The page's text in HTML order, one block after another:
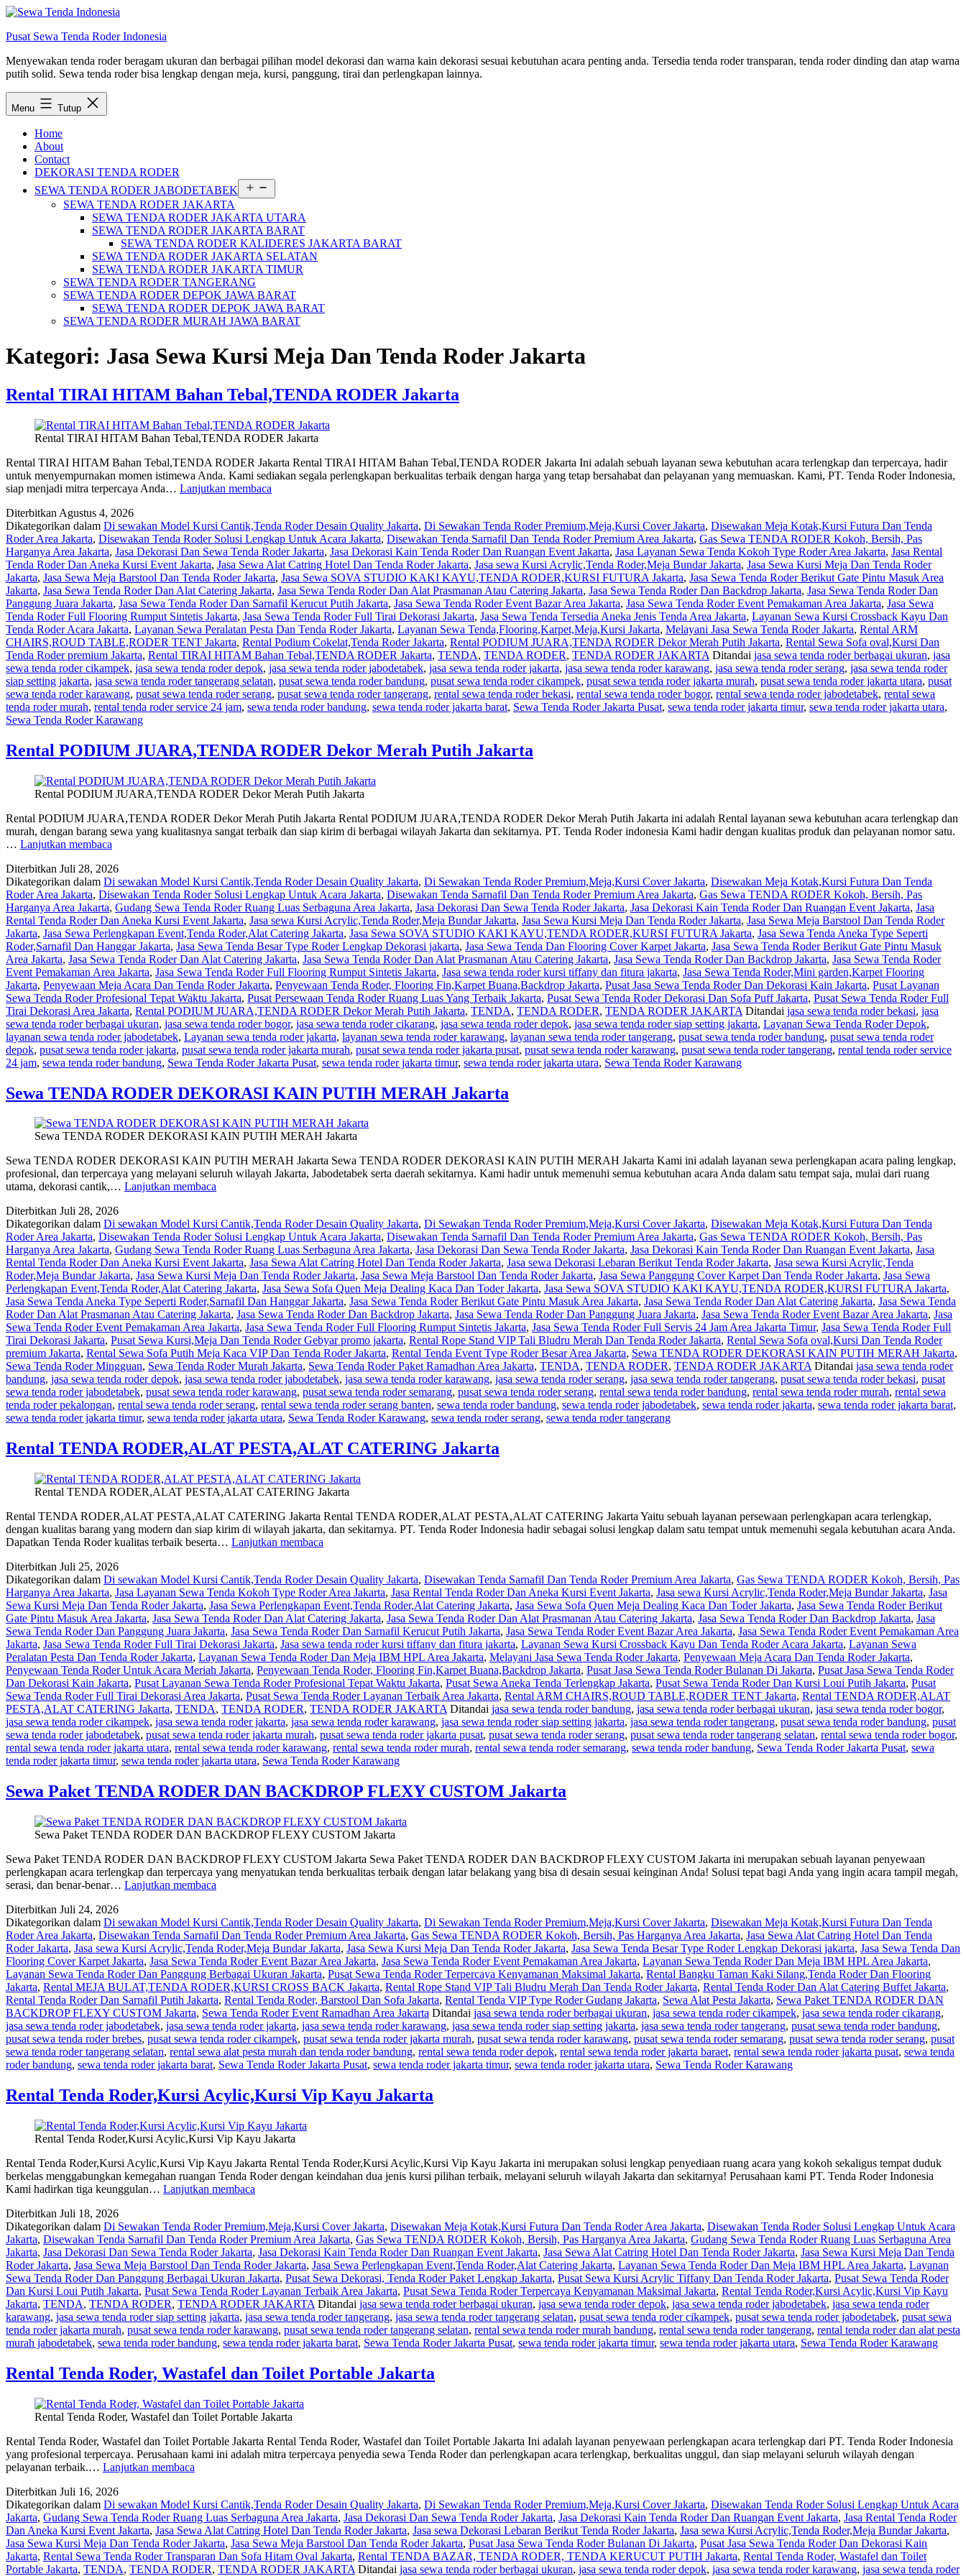
Lewati
konten
Pusat Sewa Tenda Roder Indonesia
Menyewakan tenda roder beragam ukuran dan berbagai pilihan model dekorasi dan warna kain dekorasi sesuai kebutuhan acara penting anda. Tersedia tenda roder transparan, tenda roder dinding dan atap warna
putih solid. Sewa tenda roder bisa lengkap dengan meja, kursi, panggung, tirai dan perlengkapan lainnya.
Menu Tutup
Home
About
Contact
DEKORASI TENDA RODER
SEWA TENDA RODER JABODETABEK
menu
SEWA TENDA RODER JAKARTA
SEWA TENDA RODER JAKARTA UTARA
SEWA TENDA RODER JAKARTA BARAT
SEWA TENDA RODER KALIDERES JAKARTA BARAT
SEWA TENDA RODER JAKARTA SELATAN
SEWA TENDA RODER JAKARTA TIMUR
SEWA TENDA RODER TANGERANG
SEWA TENDA RODER DEPOK JAWA BARAT
SEWA TENDA RODER DEPOK JAWA BARAT
SEWA TENDA RODER MURAH JAWA BARAT
Kategori: Jasa Sewa Kursi Meja Dan Tenda Roder Jakarta
Rental TIRAI HITAM Bahan Tebal,TENDA RODER Jakarta
Rental TIRAI HITAM Bahan Tebal,TENDA RODER Jakarta
Rental TIRAI HITAM Bahan Tebal,TENDA RODER Jakarta Rental TIRAI HITAM Bahan Tebal,TENDA RODER Jakarta Ini adalah sebuah layanan sewa kebutuhan acara terlengkap dan terpercaya, hadir
untuk menyempurnakan momen istimewa Anda. Kami sediakan segala perlengkapan berkualitas terbaik dengan harga yang tetap bersahabat dan pelayanan yang memuaskan. Kami, PT. Tenda Roder Indonesia,
siap menjadi mitra terpercaya Anda… Lanjutkan membaca
Bahan
Tebal,TENDA
RODER
Jakarta
Diterbitkan Agustus 4, 2026
Dikategorikan dalam Di sewakan Model Kursi Cantik,Tenda Roder Desain Quality Jakarta, Di Sewakan Tenda Roder Premium,Meja,Kursi Cover Jakarta, Disewakan Meja Kotak,Kursi Futura Dan Tenda
Roder Area Jakarta, Disewakan Tenda Roder Solusi Lengkap Untuk Acara Jakarta, Disewakan Tenda Sarnafil Dan Tenda Roder Premium Area Jakarta, Gas Sewa TENDA RODER Kokoh, Bersih, Pas
Harganya Area Jakarta, Jasa Dekorasi Dan Sewa Tenda Roder Jakarta, Jasa Dekorasi Kain Tenda Roder Dan Ruangan Event Jakarta, Jasa Layanan Sewa Tenda Kokoh Type Roder Area Jakarta, Jasa Rental
Tenda Roder Dan Aneka Kursi Event Jakarta, Jasa Sewa Alat Catring Hotel Dan Tenda Roder Jakarta, Jasa sewa Kursi Acrylic,Tenda Roder,Meja Bundar Jakarta, Jasa Sewa Kursi Meja Dan Tenda Roder
Jakarta, Jasa Sewa Meja Barstool Dan Tenda Roder Jakarta, Jasa Sewa SOVA STUDIO KAKI KAYU,TENDA RODER,KURSI FUTURA Jakarta, Jasa Sewa Tenda Roder Berikut Gate Pintu Masuk Area
Jakarta, Jasa Sewa Tenda Roder Dan Alat Catering Jakarta, Jasa Sewa Tenda Roder Dan Alat Prasmanan Atau Catering Jakarta, Jasa Sewa Tenda Roder Dan Backdrop Jakarta, Jasa Sewa Tenda Roder Dan
Panggung Juara Jakarta, Jasa Sewa Tenda Roder Dan Sarnafil Kerucut Putih Jakarta, Jasa Sewa Tenda Roder Event Bazar Area Jakarta, Jasa Sewa Tenda Roder Event Pemakaman Area Jakarta, Jasa Sewa
Tenda Roder Full Flooring Rumput Sintetis Jakarta, Jasa Sewa Tenda Roder Full Tirai Dekorasi Jakarta, Jasa Sewa Tenda Tersedia Aneka Jenis Tenda Area Jakarta, Layanan Sewa Kursi Crossback Kayu Dan
Tenda Roder Acara Jakarta, Layanan Sewa Peralatan Pesta Dan Tenda Roder Jakarta, Layanan Sewa Tenda,Flooring,Karpet,Meja,Kursi Jakarta, Melayani Jasa Sewa Tenda Roder Jakarta, Rental ARM
CHAIRS,ROUD TABLE,RODER TENT Jakarta, Rental Podium Cokelat,Tenda Roder Jakarta, Rental PODIUM JUARA,TENDA RODER Dekor Merah Putih Jakarta, Rental Sewa Sofa oval,Kursi Dan
Tenda Roder premium Jakarta, Rental TIRAI HITAM Bahan Tebal,TENDA RODER Jakarta, TENDA, TENDA RODER, TENDA RODER JAKARTA Ditandai jasa sewa tenda roder berbagai ukuran, jasa
sewa tenda roder cikampek, jasa sewa tenda roder depok, jasa sewa tenda roder jabodetabek, jasa sewa tenda roder jakarta, jasa sewa tenda roder karawang, jasa sewa tenda roder serang, jasa sewa tenda roder
siap setting jakarta, jasa sewa tenda roder tangerang selatan, pusat sewa tenda roder bandung, pusat sewa tenda roder cikampek, pusat sewa tenda roder jakarta murah, pusat sewa tenda roder jakarta utara, pusat
sewa tenda roder karawang, pusat sewa tenda roder serang, pusat sewa tenda roder tangerang, rental sewa tenda roder bekasi, rental sewa tenda roder bogor, rental sewa tenda roder jabodetabek, rental sewa
tenda roder murah, rental tenda roder service 24 jam, sewa tenda roder bandung, sewa tenda roder jakarta barat, Sewa Tenda Roder Jakarta Pusat, sewa tenda roder jakarta timur, sewa tenda roder jakarta utara,
Sewa Tenda Roder Karawang
Rental PODIUM JUARA,TENDA RODER Dekor Merah Putih Jakarta
Rental PODIUM JUARA,TENDA RODER Dekor Merah Putih Jakarta
Rental PODIUM JUARA,TENDA RODER Dekor Merah Putih Jakarta Rental PODIUM JUARA,TENDA RODER Dekor Merah Putih Jakarta ini adalah Rental layanan sewa kebutuhan acara terlengkap dan
murah, dengan barang sewa yang kualitasnya sangat terbaik dan siap kirim di berbagai wilayah Jakarta dan sekitarnya. PT. Tenda Roder indonesia Kami hadir dengan kualitas produk dan pelayanan nomor satu.
… Lanjutkan membaca
JUARA,TENDA
RODER
Dekor
Merah
Putih
Jakarta
Diterbitkan Juli 28, 2026
Dikategorikan dalam Di sewakan Model Kursi Cantik,Tenda Roder Desain Quality Jakarta, Di Sewakan Tenda Roder Premium,Meja,Kursi Cover Jakarta, Disewakan Meja Kotak,Kursi Futura Dan Tenda
Roder Area Jakarta, Disewakan Tenda Roder Solusi Lengkap Untuk Acara Jakarta, Disewakan Tenda Sarnafil Dan Tenda Roder Premium Area Jakarta, Gas Sewa TENDA RODER Kokoh, Bersih, Pas
Harganya Area Jakarta, Gudang Sewa Tenda Roder Ruang Luas Serbaguna Area Jakarta, Jasa Dekorasi Dan Sewa Tenda Roder Jakarta, Jasa Dekorasi Kain Tenda Roder Dan Ruangan Event Jakarta, Jasa
Rental Tenda Roder Dan Aneka Kursi Event Jakarta, Jasa sewa Kursi Acrylic,Tenda Roder,Meja Bundar Jakarta, Jasa Sewa Kursi Meja Dan Tenda Roder Jakarta, Jasa Sewa Meja Barstool Dan Tenda Roder
Jakarta, Jasa Sewa Perlengkapan Event,Tenda Roder,Alat Catering Jakarta, Jasa Sewa SOVA STUDIO KAKI KAYU,TENDA RODER,KURSI FUTURA Jakarta, Jasa Sewa Tenda Aneka Type Seperti
Roder,Sarnafil Dan Hanggar Jakarta, Jasa Sewa Tenda Besar Type Roder Lengkap Dekorasi jakarta, Jasa Sewa Tenda Dan Flooring Cover Karpet Jakarta, Jasa Sewa Tenda Roder Berikut Gate Pintu Masuk
Area Jakarta, Jasa Sewa Tenda Roder Dan Alat Catering Jakarta, Jasa Sewa Tenda Roder Dan Alat Prasmanan Atau Catering Jakarta, Jasa Sewa Tenda Roder Dan Backdrop Jakarta, Jasa Sewa Tenda Roder
Event Pemakaman Area Jakarta, Jasa Sewa Tenda Roder Full Flooring Rumput Sintetis Jakarta, Jasa sewa tenda roder kursi tiffany dan fitura jakarta, Jasa Sewa Tenda Roder,Mini garden,Karpet Flooring
Jakarta, Penyewaan Meja Acara Dan Tenda Roder Jakarta, Penyewaan Tenda Roder, Flooring Fin,Karpet Buana,Backdrop Jakarta, Pusat Jasa Sewa Tenda Roder Dan Dekorasi Kain Jakarta, Pusat Layanan
Sewa Tenda Roder Profesional Tepat Waktu Jakarta, Pusat Persewaan Tenda Roder Ruang Luas Yang Terbaik Jakarta, Pusat Sewa Tenda Roder Dekorasi Dan Sofa Puff Jakarta, Pusat Sewa Tenda Roder Full
Tirai Dekorasi Area Jakarta, Rental PODIUM JUARA,TENDA RODER Dekor Merah Putih Jakarta, TENDA, TENDA RODER, TENDA RODER JAKARTA Ditandai jasa sewa tenda roder bekasi, jasa
sewa tenda roder berbagai ukuran, jasa sewa tenda roder bogor, jasa sewa tenda roder cikarang, jasa sewa tenda roder depok, jasa sewa tenda roder siap setting jakarta, Layanan Sewa Tenda Roder Depok,
layanan sewa tenda roder jabodetabek, Layanan sewa tenda roder jakarta, layanan sewa tenda roder karawang, layanan sewa tenda roder tangerang, pusat sewa tenda roder bandung, pusat sewa tenda roder
depok, pusat sewa tenda roder jakarta, pusat sewa tenda roder jakarta murah, pusat sewa tenda roder jakarta pusat, pusat sewa tenda roder karawang, pusat sewa tenda roder tangerang, rental tenda roder service
24 jam, sewa tenda roder bandung, Sewa Tenda Roder Jakarta Pusat, sewa tenda roder jakarta timur, sewa tenda roder jakarta utara, Sewa Tenda Roder Karawang
Sewa TENDA RODER DEKORASI KAIN PUTIH MERAH Jakarta
Sewa TENDA RODER DEKORASI KAIN PUTIH MERAH Jakarta
Sewa TENDA RODER DEKORASI KAIN PUTIH MERAH Jakarta Sewa TENDA RODER DEKORASI KAIN PUTIH MERAH Jakarta Kami ini adalah layanan sewa perlengkapan acara paling lengkap,
profesional, dan terpercaya yang melayani seluruh wilayah Jakarta, Jabodetabek serta daerah sekitarnya. Kami hadir untuk memenuhi semua kebutuhan acara Anda dalam satu tempat saja, mulai dari ruang
utama, dekorasi cantik,… Lanjutkan membaca
DEKORASI
KAIN
PUTIH
MERAH
Jakarta
Diterbitkan Juli 28, 2026
Dikategorikan dalam Di sewakan Model Kursi Cantik,Tenda Roder Desain Quality Jakarta, Di Sewakan Tenda Roder Premium,Meja,Kursi Cover Jakarta, Disewakan Meja Kotak,Kursi Futura Dan Tenda
Roder Area Jakarta, Disewakan Tenda Roder Solusi Lengkap Untuk Acara Jakarta, Disewakan Tenda Sarnafil Dan Tenda Roder Premium Area Jakarta, Gas Sewa TENDA RODER Kokoh, Bersih, Pas
Harganya Area Jakarta, Gudang Sewa Tenda Roder Ruang Luas Serbaguna Area Jakarta, Jasa Dekorasi Dan Sewa Tenda Roder Jakarta, Jasa Dekorasi Kain Tenda Roder Dan Ruangan Event Jakarta, Jasa
Rental Tenda Roder Dan Aneka Kursi Event Jakarta, Jasa Sewa Alat Catring Hotel Dan Tenda Roder Jakarta, Jasa sewa Dekorasi Lebaran Berikut Tenda Roder Jakarta, Jasa sewa Kursi Acrylic,Tenda
Roder,Meja Bundar Jakarta, Jasa Sewa Kursi Meja Dan Tenda Roder Jakarta, Jasa Sewa Meja Barstool Dan Tenda Roder Jakarta, Jasa Sewa Panggung Cover Karpet Dan Tenda Roder Jakarta, Jasa Sewa
Perlengkapan Event,Tenda Roder,Alat Catering Jakarta, Jasa Sewa Sofa Quen Meja Dealing Kaca Dan Toder Jakarta, Jasa Sewa SOVA STUDIO KAKI KAYU,TENDA RODER,KURSI FUTURA Jakarta,
Jasa Sewa Tenda Aneka Type Seperti Roder,Sarnafil Dan Hanggar Jakarta, Jasa Sewa Tenda Roder Berikut Gate Pintu Masuk Area Jakarta, Jasa Sewa Tenda Roder Dan Alat Catering Jakarta, Jasa Sewa Tenda
Roder Dan Alat Prasmanan Atau Catering Jakarta, Jasa Sewa Tenda Roder Dan Backdrop Jakarta, Jasa Sewa Tenda Roder Dan Panggung Juara Jakarta, Jasa Sewa Tenda Roder Event Bazar Area Jakarta, Jasa
Sewa Tenda Roder Event Pemakaman Area Jakarta, Jasa Sewa Tenda Roder Full Flooring Rumput Sintetis Jakarta, Jasa Sewa Tenda Roder Full Servis 24 Jam Area Jakarta Timur, Jasa Sewa Tenda Roder Full
Tirai Dekorasi Jakarta, Pusat Sewa Kursi,Meja Dan Tenda Roder Gebyar promo jakarta, Rental Rope Stand VIP Tali Bludru Merah Dan Tenda Roder Jakarta, Rental Sewa Sofa oval,Kursi Dan Tenda Roder
premium Jakarta, Rental Sewa Sofa Putih Meja Kaca VIP Dan Tenda Roder Jakarta, Rental Tenda Event Type Roder Besar Area Jakarta, Sewa TENDA RODER DEKORASI KAIN PUTIH MERAH Jakarta,
Sewa Tenda Roder Mingguan, Sewa Tenda Roder Murah Jakarta, Sewa Tenda Roder Paket Ramadhan Area Jakarta, TENDA, TENDA RODER, TENDA RODER JAKARTA Ditandai jasa sewa tenda roder
bandung, jasa sewa tenda roder depok, jasa sewa tenda roder jabodetabek, jasa sewa tenda roder karawang, jasa sewa tenda roder serang, jasa sewa tenda roder tangerang, pusat sewa tenda roder bekasi, pusat
sewa tenda roder jabodetabek, pusat sewa tenda roder karawang, pusat sewa tenda roder semarang, pusat sewa tenda roder serang, rental sewa tenda roder bandung, rental sewa tenda roder murah, rental sewa
tenda roder pekalongan, rental sewa tenda roder serang, rental sewa tenda roder serang banten, sewa tenda roder bandung, sewa tenda roder jabodetabek, sewa tenda roder jakarta, sewa tenda roder jakarta barat,
sewa tenda roder jakarta timur, sewa tenda roder jakarta utara, Sewa Tenda Roder Karawang, sewa tenda roder serang, sewa tenda roder tangerang
Rental TENDA RODER,ALAT PESTA,ALAT CATERING Jakarta
Rental TENDA RODER,ALAT PESTA,ALAT CATERING Jakarta
Rental TENDA RODER,ALAT PESTA,ALAT CATERING Jakarta Rental TENDA RODER,ALAT PESTA,ALAT CATERING Jakarta Yaitu sebuah layanan persewaan perlengkapan acara terlengkap,
dengan kualitas barang yang modern dan siap kirim di wilayah jakarta, dan sekitarnya. PT. Tenda Roder Indonesia hadir sebagai solusi lengkap dalam satu tempat untuk memenuhi segala kebutuhan acara Anda.
Dapatkan Tenda Roder kualitas terbaik beserta… Lanjutkan membaca
PESTA,ALAT
CATERING
Jakarta
Diterbitkan Juli 25, 2026
Dikategorikan dalam Di sewakan Model Kursi Cantik,Tenda Roder Desain Quality Jakarta, Disewakan Tenda Sarnafil Dan Tenda Roder Premium Area Jakarta, Gas Sewa TENDA RODER Kokoh, Bersih, Pas
Harganya Area Jakarta, Jasa Layanan Sewa Tenda Kokoh Type Roder Area Jakarta, Jasa Rental Tenda Roder Dan Aneka Kursi Event Jakarta, Jasa sewa Kursi Acrylic,Tenda Roder,Meja Bundar Jakarta, Jasa
Sewa Kursi Meja Dan Tenda Roder Jakarta, Jasa Sewa Perlengkapan Event,Tenda Roder,Alat Catering Jakarta, Jasa Sewa Sofa Quen Meja Dealing Kaca Dan Toder Jakarta, Jasa Sewa Tenda Roder Berikut
Gate Pintu Masuk Area Jakarta, Jasa Sewa Tenda Roder Dan Alat Catering Jakarta, Jasa Sewa Tenda Roder Dan Alat Prasmanan Atau Catering Jakarta, Jasa Sewa Tenda Roder Dan Backdrop Jakarta, Jasa
Sewa Tenda Roder Dan Panggung Juara Jakarta, Jasa Sewa Tenda Roder Dan Sarnafil Kerucut Putih Jakarta, Jasa Sewa Tenda Roder Event Bazar Area Jakarta, Jasa Sewa Tenda Roder Event Pemakaman Area
Jakarta, Jasa Sewa Tenda Roder Full Tirai Dekorasi Jakarta, Jasa sewa tenda roder kursi tiffany dan fitura jakarta, Layanan Sewa Kursi Crossback Kayu Dan Tenda Roder Acara Jakarta, Layanan Sewa
Peralatan Pesta Dan Tenda Roder Jakarta, Layanan Sewa Tenda Roder Dan Meja IBM HPL Area Jakarta, Melayani Jasa Sewa Tenda Roder Jakarta, Penyewaan Meja Acara Dan Tenda Roder Jakarta,
Penyewaan Tenda Roder Untuk Acara Meriah Jakarta, Penyewaan Tenda Roder, Flooring Fin,Karpet Buana,Backdrop Jakarta, Pusat Jasa Sewa Tenda Roder Bulanan Di Jakarta, Pusat Jasa Sewa Tenda Roder
Dan Dekorasi Kain Jakarta, Pusat Layanan Sewa Tenda Roder Profesional Tepat Waktu Jakarta, Pusat Sewa Aneka Tenda Terlengkap Jakarta, Pusat Sewa Tenda Roder Dan Kursi Loui Putih Jakarta, Pusat
Sewa Tenda Roder Full Tirai Dekorasi Area Jakarta, Pusat Sewa Tenda Roder Layanan Terbaik Area Jakarta, Rental ARM CHAIRS,ROUD TABLE,RODER TENT Jakarta, Rental TENDA RODER,ALAT
PESTA,ALAT CATERING Jakarta, TENDA, TENDA RODER, TENDA RODER JAKARTA Ditandai jasa sewa tenda roder bandung, jasa sewa tenda roder berbagai ukuran, jasa sewa tenda roder bogor,
jasa sewa tenda roder cikampek, jasa sewa tenda roder jakarta, jasa sewa tenda roder karawang, jasa sewa tenda roder siap setting jakarta, jasa sewa tenda roder tangerang, pusat sewa tenda roder bandung, pusat
sewa tenda roder jabodetabek, pusat sewa tenda roder jakarta murah, pusat sewa tenda roder jakarta pusat, pusat sewa tenda roder serang, pusat sewa tenda roder tangerang selatan, rental sewa tenda roder bogor,
rental sewa tenda roder jakarta utara, rental sewa tenda roder karawang, rental sewa tenda roder murah, rental sewa tenda roder semarang, sewa tenda roder bandung, Sewa Tenda Roder Jakarta Pusat, sewa
tenda roder jakarta timur, sewa tenda roder jakarta utara, Sewa Tenda Roder Karawang
Sewa Paket TENDA RODER DAN BACKDROP FLEXY CUSTOM Jakarta
Sewa Paket TENDA RODER DAN BACKDROP FLEXY CUSTOM Jakarta
Sewa Paket TENDA RODER DAN BACKDROP FLEXY CUSTOM Jakarta Sewa Paket TENDA RODER DAN BACKDROP FLEXY CUSTOM Jakarta ini merupakan sebuah layanan penyewaan
perlengkapan acara terlengkap dan terpercaya yang menyatukan tenda berkualitas terbaik dengan latar belakang yang bisa di desain sesuai keinginan Anda! Solusi tepat bagi Anda yang ingin acara tampil megah,
serasi, dan benar-benar… Lanjutkan membaca
RODER
DAN
BACKDROP
FLEXY
CUSTOM
Jakarta
Diterbitkan Juli 24, 2026
Dikategorikan dalam Di sewakan Model Kursi Cantik,Tenda Roder Desain Quality Jakarta, Di Sewakan Tenda Roder Premium,Meja,Kursi Cover Jakarta, Disewakan Meja Kotak,Kursi Futura Dan Tenda
Roder Area Jakarta, Disewakan Tenda Sarnafil Dan Tenda Roder Premium Area Jakarta, Gas Sewa TENDA RODER Kokoh, Bersih, Pas Harganya Area Jakarta, Jasa Sewa Alat Catring Hotel Dan Tenda
Roder Jakarta, Jasa sewa Kursi Acrylic,Tenda Roder,Meja Bundar Jakarta, Jasa Sewa Kursi Meja Dan Tenda Roder Jakarta, Jasa Sewa Tenda Besar Type Roder Lengkap Dekorasi jakarta, Jasa Sewa Tenda Dan
Flooring Cover Karpet Jakarta, Jasa Sewa Tenda Roder Event Bazar Area Jakarta, Jasa Sewa Tenda Roder Event Pemakaman Area Jakarta, Layanan Sewa Tenda Roder Dan Meja IBM HPL Area Jakarta,
Layanan Sewa Tenda Roder Dan Panggung Berbagai Ukuran Jakarta, Pusat Sewa Tenda Roder Terpercaya Kenyamanan Maksimal Jakarta, Rental Bangku Taman Kaki Silang,Tenda Roder Dan Flooring
Jakarta, Rental MEJA BULAT,TENDA RODER,KURSI CROSS BACK Jakarta, Rental Rope Stand VIP Tali Bludru Merah Dan Tenda Roder Jakarta, Rental Tenda Roder Dan Alat Catering Buffet Jakarta,
Rental Tenda Roder Dan Sarnafil Putih Jakarta, Rental Tenda Roder, Barstool Dan Sofa Jakarta, Rental Tenda VIP Type Roder Gudang Jakarta, Sewa Alat Pesta Jakarta, Sewa Paket TENDA RODER DAN
BACKDROP FLEXY CUSTOM Jakarta, Sewa Tenda Roder Event Ramadhan Area Jakarta Ditandai jasa sewa tenda roder berbagai ukuran, jasa sewa tenda roder cikampek, jasa sewa tenda roder cikarang,
jasa sewa tenda roder jabodetabek, jasa sewa tenda roder jakarta, jasa sewa tenda roder karawang, jasa sewa tenda roder siap setting jakarta, jasa sewa tenda roder tangerang, pusat sewa tenda roder bandung,
pusat sewa tenda roder brebes, pusat sewa tenda roder cikampek, pusat sewa tenda roder jakarta murah, pusat sewa tenda roder karawang, pusat sewa tenda roder semarang, pusat sewa tenda roder serang, pusat
sewa tenda roder tangerang selatan, rental sewa alat pesta murah dan tenda roder bandung, rental sewa tenda roder depok, rental sewa tenda roder jakarta baraet, rental sewa tenda roder jakarta pusat, sewa tenda
roder bandung, sewa tenda roder jakarta barat, Sewa Tenda Roder Jakarta Pusat, sewa tenda roder jakarta timur, sewa tenda roder jakarta utara, Sewa Tenda Roder Karawang
Rental Tenda Roder,Kursi Acylic,Kursi Vip Kayu Jakarta
Rental Tenda Roder,Kursi Acylic,Kursi Vip Kayu Jakarta
Rental Tenda Roder,Kursi Acylic,Kursi Vip Kayu Jakarta Rental Tenda Roder,Kursi Acylic,Kursi Vip Kayu Jakarta ini merupakan solusi lengkap penyediaan ruang acara yang kokoh sekaligus tempat duduk
berkelas menggabungkan kemegahan ruangan Tenda Roder dengan keindahan dua jenis kursi pilihan terbaik, melayani seluruh wilayah Jakarta dan sekitarnya! Perusahaan kami PT. Tenda Roder Indonesia
Kami hadirkan tiga keunggulan… Lanjutkan membaca
Acylic,Kursi
Vip
Kayu
Jakarta
Diterbitkan Juli 18, 2026
Dikategorikan dalam Di Sewakan Tenda Roder Premium,Meja,Kursi Cover Jakarta, Disewakan Meja Kotak,Kursi Futura Dan Tenda Roder Area Jakarta, Disewakan Tenda Roder Solusi Lengkap Untuk Acara
Jakarta, Disewakan Tenda Sarnafil Dan Tenda Roder Premium Area Jakarta, Gas Sewa TENDA RODER Kokoh, Bersih, Pas Harganya Area Jakarta, Gudang Sewa Tenda Roder Ruang Luas Serbaguna Area
Jakarta, Jasa Dekorasi Dan Sewa Tenda Roder Jakarta, Jasa Dekorasi Kain Tenda Roder Dan Ruangan Event Jakarta, Jasa Sewa Alat Catring Hotel Dan Tenda Roder Jakarta, Jasa Sewa Kursi Meja Dan Tenda
Roder Jakarta, Jasa Sewa Meja Barstool Dan Tenda Roder Jakarta, Jasa Sewa Perlengkapan Event,Tenda Roder,Alat Catering Jakarta, Layanan Sewa Tenda Roder Dan Meja IBM HPL Area Jakarta, Layanan
Sewa Tenda Roder Dan Panggung Berbagai Ukuran Jakarta, Pusat Sewa Dekorasi, Tenda Roder Paket Lengkap Jakarta, Pusat Sewa Kursi Acrylic Tiffany Dan Tenda Roder Jakarta, Pusat Sewa Tenda Roder
Dan Kursi Loui Putih Jakarta, Pusat Sewa Tenda Roder Layanan Terbaik Area Jakarta, Pusat Sewa Tenda Roder Terpercaya Kenyamanan Maksimal Jakarta, Rental Tenda Roder,Kursi Acylic,Kursi Vip Kayu
Jakarta, TENDA, TENDA RODER, TENDA RODER JAKARTA Ditandai jasa sewa tenda roder berbagai ukuran, jasa sewa tenda roder depok, jasa sewa tenda roder jabodetabek, jasa sewa tenda roder
karawang, jasa sewa tenda roder siap setting jakarta, jasa sewa tenda roder tangerang, jasa sewa tenda roder tangerang selatan, pusat sewa tenda roder cikampek, pusat sewa tenda roder jabodetabek, pusat sewa
tenda roder jakarta murah, pusat sewa tenda roder karawang, pusat sewa tenda roder tangerang selatan, rental sewa tenda roder murah bandung, rental sewa tenda roder tangerang, rental tenda roder dan alat pesta
murah jabodetabek, sewa tenda roder bandung, sewa tenda roder jakarta barat, Sewa Tenda Roder Jakarta Pusat, sewa tenda roder jakarta timur, sewa tenda roder jakarta utara, Sewa Tenda Roder Karawang
Rental Tenda Roder, Wastafel dan Toilet Portable Jakarta
Rental Tenda Roder, Wastafel dan Toilet Portable Jakarta
Rental Tenda Roder, Wastafel dan Toilet Portable Jakarta Rental Tenda Roder, Wastafel dan Toilet Portable Jakarta Ini adalah layanan penyewaan perlengkapan acara terlengkap dari PT. Tenda Roder Indonesia
yang profesional terpercaya. Perusahaan kami ini adalah mitra terpercaya penyedia sewa Tenda Roder dan perlengkapan acara terlengkap, berkualitas unggul, dan siap melayani seluruh wilayah dengan
pelayanan terbaik.… Lanjutkan membaca
Wastafel
dan
Toilet
Portable
Jakarta
Diterbitkan Juli 16, 2026
Dikategorikan dalam Di sewakan Model Kursi Cantik,Tenda Roder Desain Quality Jakarta, Di Sewakan Tenda Roder Premium,Meja,Kursi Cover Jakarta, Disewakan Tenda Roder Solusi Lengkap Untuk Acara
Jakarta, Gudang Sewa Tenda Roder Ruang Luas Serbaguna Area Jakarta, Jasa Dekorasi Dan Sewa Tenda Roder Jakarta, Jasa Dekorasi Kain Tenda Roder Dan Ruangan Event Jakarta, Jasa Rental Tenda Roder
Dan Aneka Kursi Event Jakarta, Jasa Sewa Alat Catring Hotel Dan Tenda Roder Jakarta, Jasa sewa Dekorasi Lebaran Berikut Tenda Roder Jakarta, Jasa sewa Kursi Acrylic,Tenda Roder,Meja Bundar Jakarta,
Jasa Sewa Kursi Meja Dan Tenda Roder Jakarta, Jasa Sewa Meja Barstool Dan Tenda Roder Jakarta, Pusat Jasa Sewa Tenda Roder Bulanan Di Jakarta, Pusat Jasa Sewa Tenda Roder Dan Dekorasi Kain
Jakarta, Rental Sewa Tenda Roder Transparan Dan Sofa Hitam Oval Jakarta, Rental TENDA BAZAR, TENDA RODER, TENDA KERUCUT PUTIH Jakarta, Rental Tenda Roder, Wastafel dan Toilet
Portable Jakarta, TENDA, TENDA RODER, TENDA RODER JAKARTA Ditandai jasa sewa tenda roder berbagai ukuran, jasa sewa tenda roder depok, jasa sewa tenda roder karawang, jasa sewa tenda roder